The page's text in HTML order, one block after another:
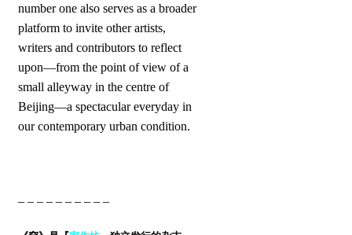
number one also serves as a broader
platform to invite other artists,
writers and contributors to reflect
upon—from the point of view of a
small alleyway in the centre of
Beijing—a spectacular everyday in
our contemporary urban condition.
– – – – – – – – – –